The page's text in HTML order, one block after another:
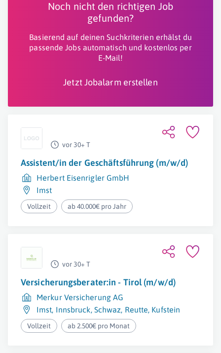
Noch nicht den richtigen Job
gefunden?
Basierend auf deinen Suchkriterien erhälst du
passende Jobs automatisch und kostenlos per
E-Mail!
Jetzt Jobalarm erstellen
vor 30+ T
Assistent/in der Geschäftsführung (m/w/d)
Herbert Eisenrigler GmbH
Imst
Vollzeit ab 40.000€ pro Jahr
vor 30+ T
Versicherungsberater:in - Tirol (m/w/d)
Merkur Versicherung AG
Imst, Innsbruck, Schwaz, Reutte, Kufstein
Vollzeit ab 2.500€ pro Monat